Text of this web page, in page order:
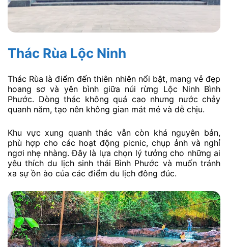
Thác Rùa Lộc Ninh
Thác Rùa là điểm đến thiên nhiên nổi bật, mang vẻ đẹp
hoang sơ và yên bình giữa núi rừng Lộc Ninh Bình
Phước. Dòng thác không quá cao nhưng nước chảy
quanh năm, tạo nên không gian mát mẻ và dễ chịu.
Khu vực xung quanh thác vẫn còn khá nguyên bản,
phù hợp cho các hoạt động picnic, chụp ảnh và nghỉ
ngơi nhẹ nhàng. Đây là lựa chọn lý tưởng cho những ai
yêu thích du lịch sinh thái Bình Phước và muốn tránh
xa sự ồn ào của các điểm du lịch đông đúc.